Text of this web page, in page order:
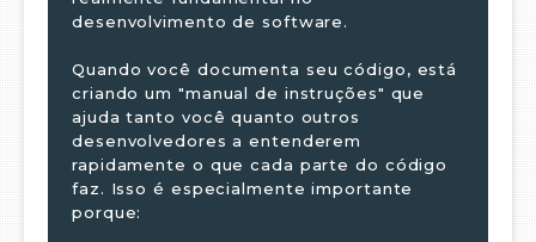
desenvolvimento de software.
Quando você documenta seu código, está
criando um "manual de instruções" que
ajuda tanto você quanto outros
desenvolvedores a entenderem
rapidamente o que cada parte do código
faz. Isso é especialmente importante
porque: